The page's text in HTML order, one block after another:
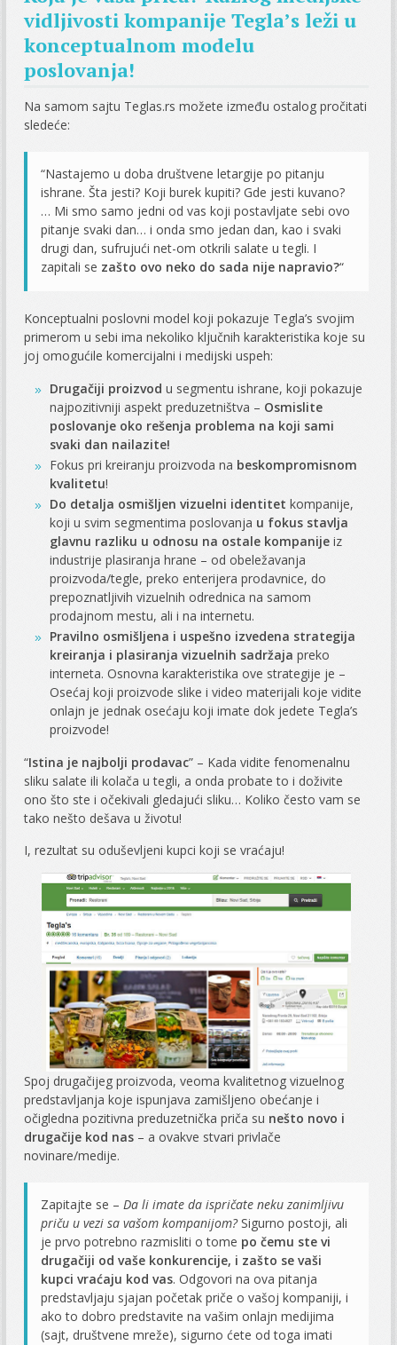
vidljivosti kompanije Tegla’s leži u
konceptualnom modelu
poslovanja!
Na samom sajtu Teglas.rs možete između ostalog pročitati
sledeće:
“Nastajemo u doba društvene letargije po pitanju
ishrane. Šta jesti? Koji burek kupiti? Gde jesti kuvano?
… Mi smo samo jedni od vas koji postavljate sebi ovo
pitanje svaki dan… i onda smo jedan dan, kao i svaki
drugi dan, sufrujući net-om otkrili salate u tegli. I
zapitali se zašto ovo neko do sada nije napravio?“
Konceptualni poslovni model koji pokazuje Tegla’s svojim
primerom u sebi ima nekoliko ključnih karakteristika koje su
joj omogućile komercijalni i medijski uspeh:
Drugačiji proizvod u segmentu ishrane, koji pokazuje
najpozitivniji aspekt preduzetništva – Osmislite
poslovanje oko rešenja problema na koji sami
svaki dan nailazite!
Fokus pri kreiranju proizvoda na beskompromisnom
kvalitetu!
Do detalja osmišljen vizuelni identitet kompanije,
koji u svim segmentima poslovanja u fokus stavlja
glavnu razliku u odnosu na ostale kompanije iz
industrije plasiranja hrane – od obeležavanja
proizvoda/tegle, preko enterijera prodavnice, do
prepoznatljivih vizuelnih odrednica na samom
prodajnom mestu, ali i na internetu.
Pravilno osmišljena i uspešno izvedena strategija
kreiranja i plasiranja vizuelnih sadržaja preko
interneta. Osnovna karakteristika ove strategije je –
Osećaj koji proizvode slike i video materijali koje vidite
onlajn je jednak osećaju koji imate dok jedete Tegla’s
proizvode!
“Istina je najbolji prodavac” – Kada vidite fenomenalnu
sliku salate ili kolača u tegli, a onda probate to i doživite
ono što ste i očekivali gledajući sliku… Koliko često vam se
tako nešto dešava u životu!
I, rezultat su oduševljeni kupci koji se vraćaju!
Spoj drugačijeg proizvoda, veoma kvalitetnog vizuelnog
predstavljanja koje ispunjava zamišljeno obećanje i
očigledna pozitivna preduzetnička priča su nešto novo i
drugačije kod nas – a ovakve stvari privlače
novinare/medije.
Zapitajte se – Da li imate da ispričate neku zanimljivu
priču u vezi sa vašom kompanijom?Sigurno postoji, ali
je prvo potrebno razmisliti o tome po čemu ste vi
drugačiji od vaše konkurencije, i zašto se vaši
kupci vraćaju kod vas. Odgovori na ova pitanja
predstavljaju sjajan početak priče o vašoj kompaniji, i
ako to dobro predstavite na vašim onlajn medijima
(sajt, društvene mreže), sigurno ćete od toga imati